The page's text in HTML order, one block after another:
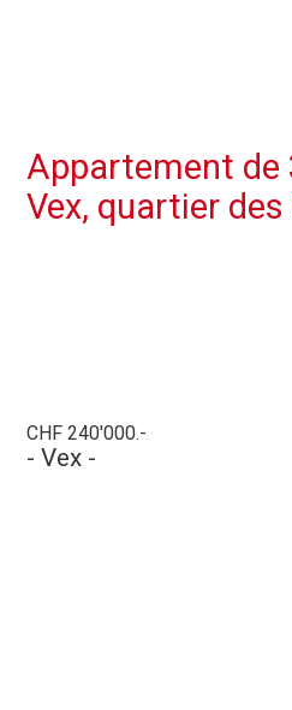
Appartement de
Vex, quartier
CHF 240'000.-
- Vex -